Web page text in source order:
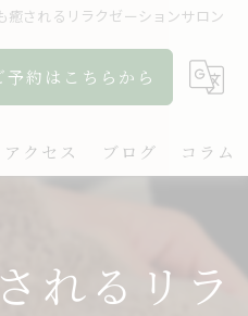
されるリラクゼーションサロン
予約はこちらから
アクセス ブログ コラム
れるリラ